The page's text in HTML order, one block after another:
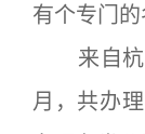
有个专门的
来自杭
月，共办